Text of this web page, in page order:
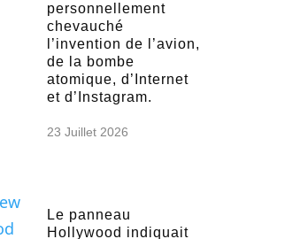
personnellement
chevauché
l’invention de l’avion,
de la bombe
atomique, d’Internet
et d’Instagram.
23 Juillet 2026
Le panneau
Hollywood indiquait